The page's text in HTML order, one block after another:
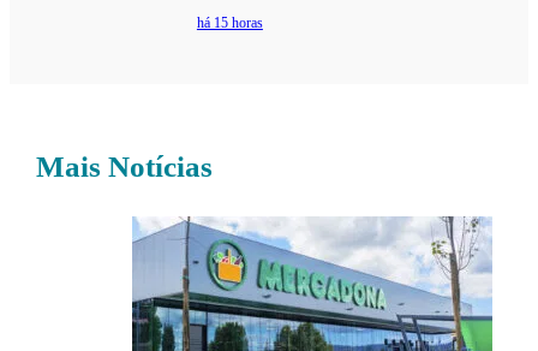
há 15 horas
Mais Notícias